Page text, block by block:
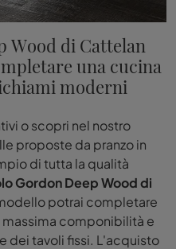
Wood di Cattelan
una cucina
moderni
o scopri nel nostro
proposte da pranzo in
di tutta la qualità
Gordon Deep Wood di
potrai completare
componibilità e
dei tavoli fissi. L'acquisto